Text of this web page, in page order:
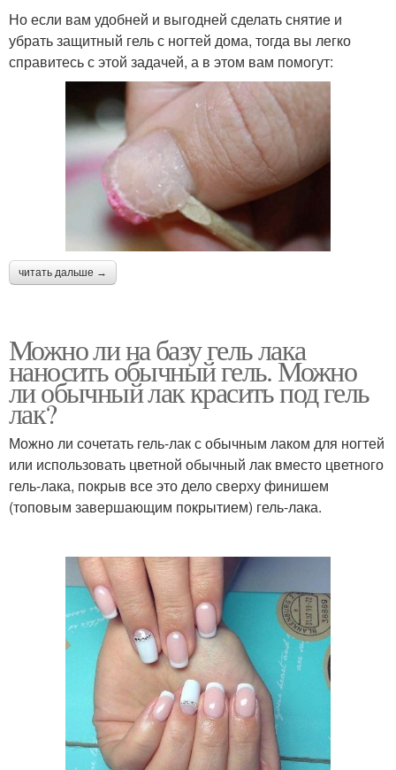
Но если вам удобней и выгодней сделать снятие и
убрать защитный гель с ногтей дома, тогда вы легко
справитесь с этой задачей, а в этом вам помогут:
читать дальше →
Можно ли на базу гель лака
наносить обычный гель. Можно
ли обычный лак красить под гель
лак?
Можно ли сочетать гель-лак с обычным лаком для ногтей
или использовать цветной обычный лак вместо цветного
гель-лака, покрыв все это дело сверху финишем
(топовым завершающим покрытием) гель-лака.